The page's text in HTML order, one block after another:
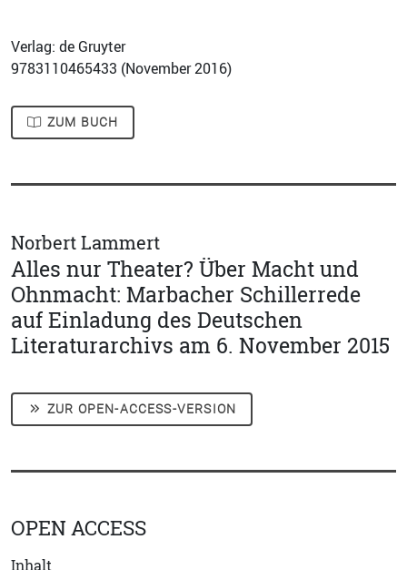
Verlag: de Gruyter
9783110465433 (November 2016)
ZUM BUCH
Norbert Lammert
Alles nur Theater? Über Macht und
Ohnmacht: Marbacher Schillerrede
auf Einladung des Deutschen
Literaturarchivs am 6. November 2015
ZUR OPEN-ACCESS-VERSION
OPEN ACCESS
Inhalt